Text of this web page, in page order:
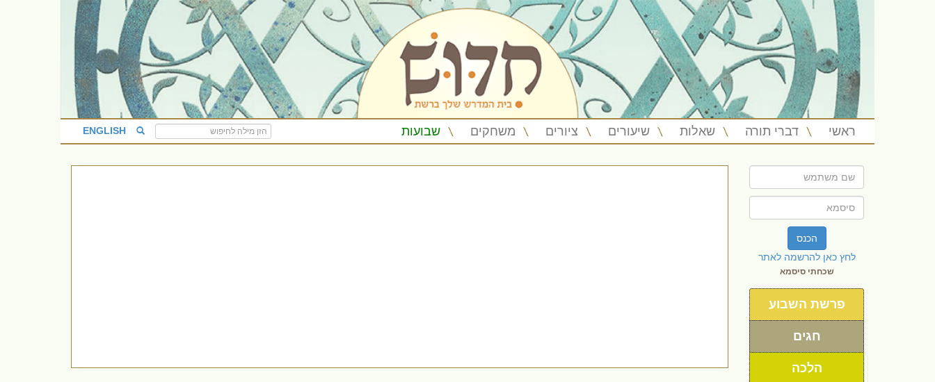
ראשי דברי תורה שאלות שיעורים ציורים משחקים שבועות ENGLISH
הכנס
לחץ כאן להרשמה לאתר
שכחתי סיסמא
פרשת השבוע
חגים
הלכה